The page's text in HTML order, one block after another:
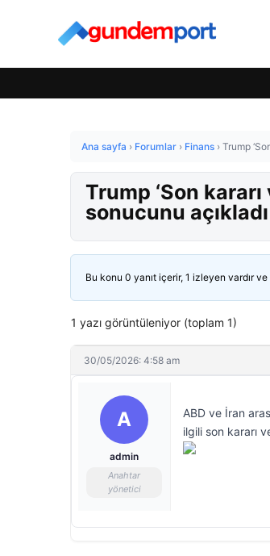
Ana sayfa › Forumlar › Finans › Trump
Trump ‘Son
sonucunu açıkladı
Bu konu 0 yanıt içerir, 1 izleyen vardır ve
1 yazı görüntüleniyor (toplam 1)
30/05/2026: 4:58 am
A
admin
Anahtar
yönetici
ABD ve İran
ilgili son kararı